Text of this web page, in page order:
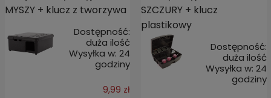
MYSZY + klucz z tworzywa
Dostępność:
duża ilość
Wysyłka w: 24
godziny
9,99 zł
SZCZURY + klucz
plastikowy
Dostępność:
duża ilość
Wysyłka w: 24
godziny